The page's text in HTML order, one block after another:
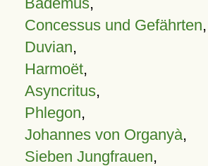
Concessus und Gefährten,
Duvian,
Harmoët,
Asyncritus,
Phlegon,
Johannes von Organyà,
Sieben Jungfrauen,